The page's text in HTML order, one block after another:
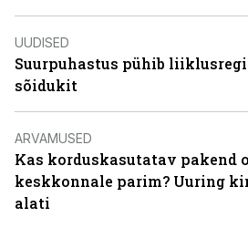
UUDISED
Suurpuhastus pühib
sõidukit
ARVAMUSED
Kas korduskasutatav pakend
keskkonnale parim? Uuring
alati